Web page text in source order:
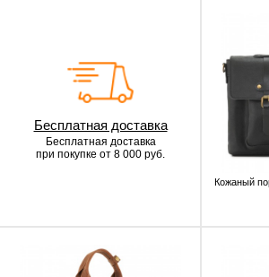
Бесплатная доставка
Бесплатная доставка
при покупке от 8 000 руб.
Кожаный